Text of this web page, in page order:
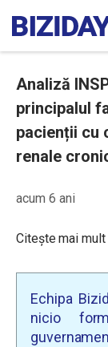
Analiză
principalul
pacienții cu
renale
acum 6 ani
Citește mai
Echipa
nicio